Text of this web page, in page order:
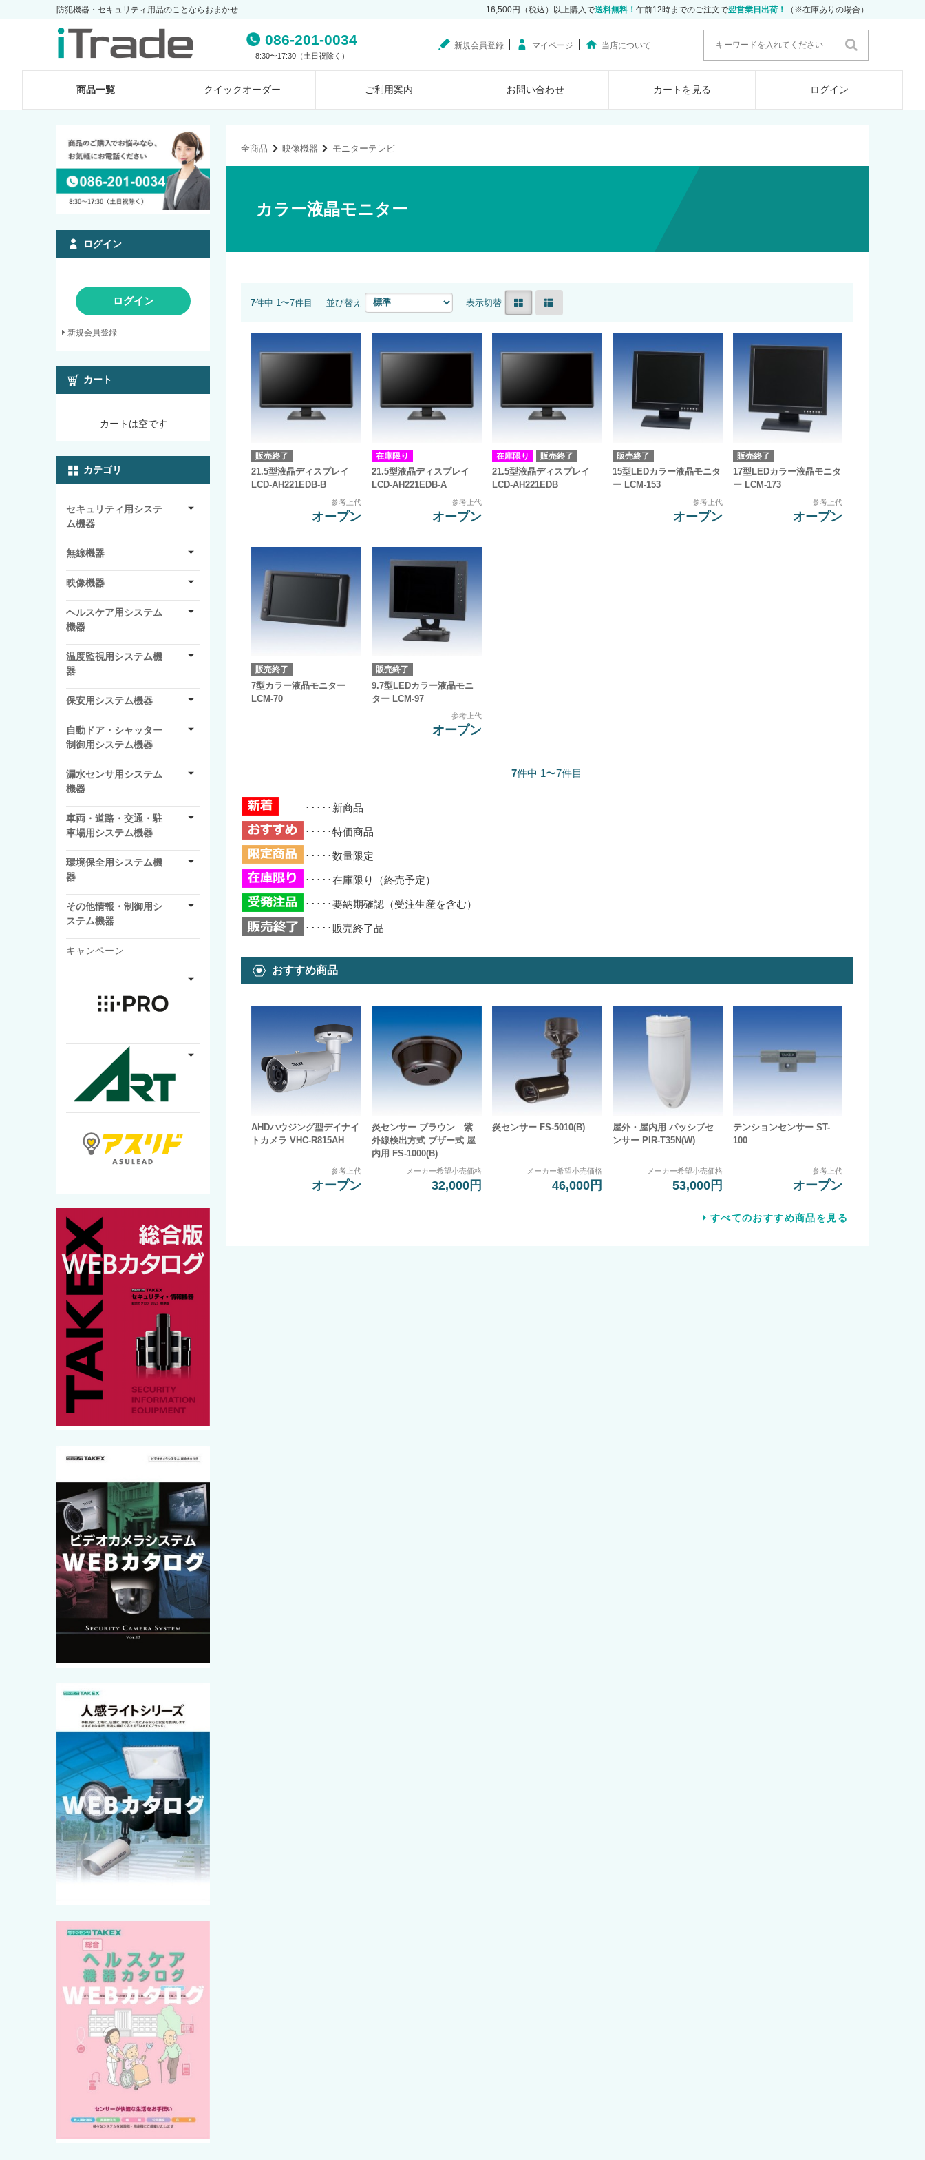
防犯機器・セキュリティ用品のことならおまかせ 16,500円（税込）以上購入で送料無料！ 午前12時までのご注文で翌営業日出荷！ （※在庫ありの場合）
086-201-0034
8:30〜17:30（土日祝除く）
新規会員登録 マイページ 当店について
商品一覧 クイックオーダー ご利用案内 お問い合わせ カートを見る ログイン
全商品 映像機器 モニターテレビ
カラー液晶モニター
7件中 1〜7件目 並び替え 表示切替
販売終了
21.5型液晶ディスプレイ
LCD-AH221EDB-B
参考上代
オープン
在庫限り
21.5型液晶ディスプレイ
LCD-AH221EDB-A
参考上代
オープン
在庫限り 販売終了
21.5型液晶ディスプレイ
LCD-AH221EDB
販売終了
15型LEDカラー液晶モニタ
ー LCM-153
参考上代
オープン
販売終了
17型LEDカラー液晶モニタ
ー LCM-173
参考上代
オープン
販売終了
7型カラー液晶モニター
LCM-70
販売終了
9.7型LEDカラー液晶モニ
ター LCM-97
参考上代
オープン
7件中 1〜7件目
･････新商品
･････特価商品
･････数量限定
･････在庫限り（終売予定）
･････要納期確認（受注生産を含む）
･････販売終了品
おすすめ商品
AHDハウジング型デイナイ
トカメラ VHC-R815AH
参考上代
オープン
炎センサー ブラウン 紫
外線検出方式 ブザー式 屋
内用 FS-1000(B)
メーカー希望小売価格
32,000円
炎センサー FS-5010(B)
メーカー希望小売価格
46,000円
屋外・屋内用 パッシブセ
ンサー PIR-T35N(W)
メーカー希望小売価格
53,000円
テンションセンサー ST-
100
参考上代
オープン
すべてのおすすめ商品を見る
ログイン
ログイン
新規会員登録
カート
カートは空です
カテゴリ
セキュリティ用システ
ム機器
無線機器
映像機器
ヘルスケア用システム
機器
温度監視用システム機
器
保安用システム機器
自動ドア・シャッター
制御用システム機器
漏水センサ用システム
機器
車両・道路・交通・駐
車場用システム機器
環境保全用システム機
器
その他情報・制御用シ
ステム機器
キャンペーン